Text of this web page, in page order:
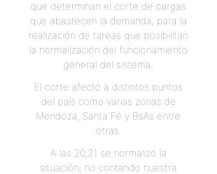
que determinan el corte de cargas
que abastecen la demanda, para la
realización de tareas que posibilitan
la normalización del funcionamiento
general del sistema.
El corte afectó a distintos puntos
del país como varias zonas de
Mendoza, Santa Fé y BsAs entre
otras.
A las 20,21 se normalizó la
situación, no contando nuestra